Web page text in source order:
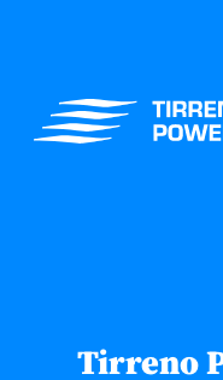
Tirreno